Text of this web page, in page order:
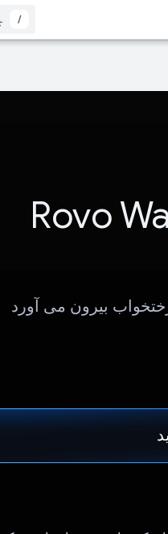
/
Rovo
بیرون می آورد